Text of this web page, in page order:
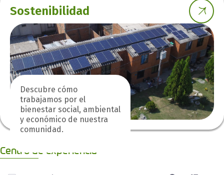
Sostenibilidad
Descubre cómo
trabajamos por el
bienestar social, ambiental
y económico de nuestra
comunidad.
Centro de experiencia